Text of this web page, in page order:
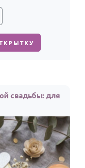
свадьбы: для